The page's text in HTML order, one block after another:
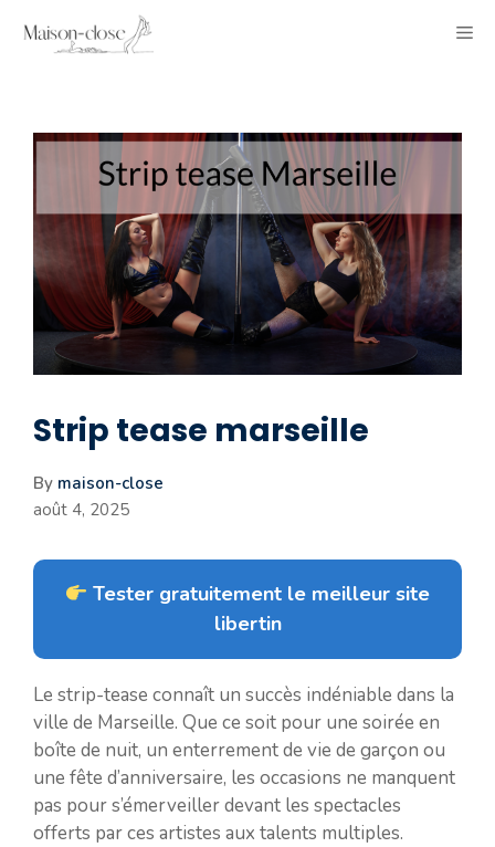
Strip tease marseille
By maison-close
août 4, 2025
Tester gratuitement le meilleur site
libertin
Le strip-tease connaît un succès indéniable dans la
ville de Marseille. Que ce soit pour une soirée en
boîte de nuit, un enterrement de vie de garçon ou
une fête d’anniversaire, les occasions ne manquent
pas pour s’émerveiller devant les spectacles
offerts par ces artistes aux talents multiples.